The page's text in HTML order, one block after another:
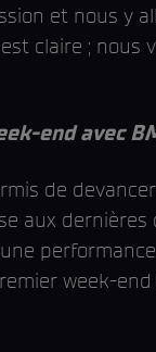
et nous y
claire ;
end avec
de
aux
week-